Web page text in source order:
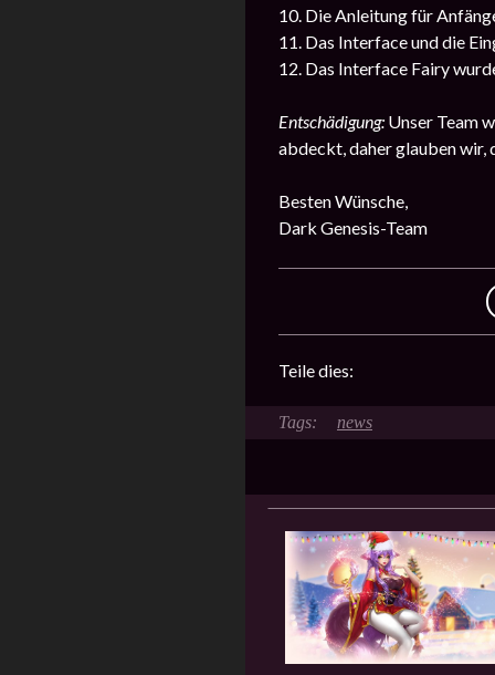
10. Die Anleitung für
11. Das Interface und die
12. Das Interface Fairy
Entschädigung: Unser Team
abdeckt, daher glauben wir,
Besten Wünsche,
Dark Genesis-Team
Teile dies:
news